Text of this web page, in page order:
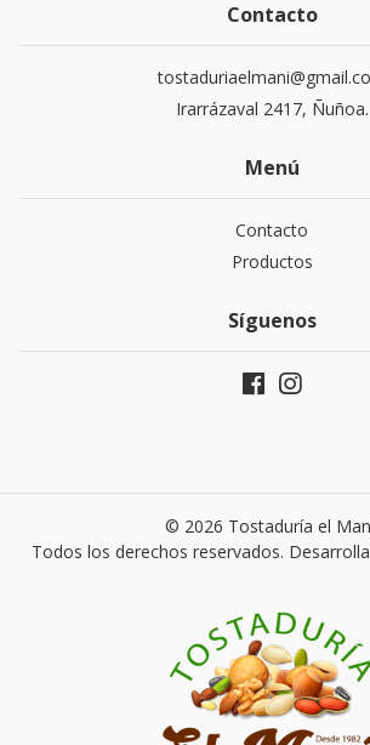
Contacto
Irarrázaval 2417, Ñuñoa.
Menú
Contacto
Productos
Síguenos
© 2026 Tostaduría el
Todos los derechos reservados.